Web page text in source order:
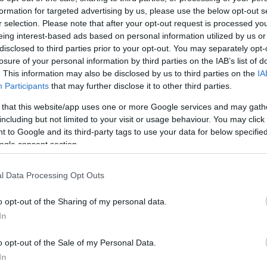
for targeted advertising by us, please use the below opt-out
selection. Please note that after your opt-out request is processed
interest-based ads based on personal information utilized by us
to third parties prior to your opt-out. You may separately
of your personal information by third parties on the IAB’s list of
This information may also be disclosed by us to third parties on the
Participants that may further disclose it to other third parties.
that this website/app uses one or more Google services and may
but not limited to your visit or usage behaviour. You may
to Google and its third-party tags to use your data for below
consent section.
Data Processing Opt Outs
opt-out of the Sharing of my personal data.
opt-out of the Sale of my Personal Data.
mondja: "csücsülj be!", akkor még hidegre kell
mert ez azt jelenti, nem lesz sok tojás
hagyomány szerint akkor a kukoricán kívül másból
Olyan almát kell enni, amelyiknek kilenc